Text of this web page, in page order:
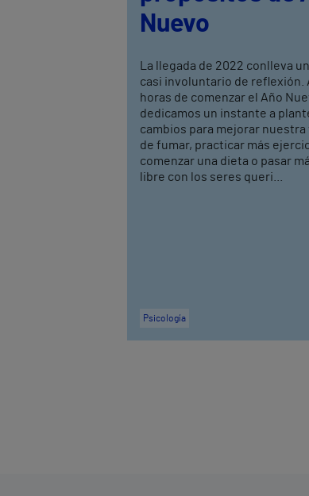
Nuevo
La llegada de 2022 conlleva
casi involuntario de reflexión.
horas de comenzar el Año
dedicamos un instante a
cambios para mejorar nuestra
de fumar, practicar más
comenzar una dieta o pasar
libre con los seres queri...
Psicología